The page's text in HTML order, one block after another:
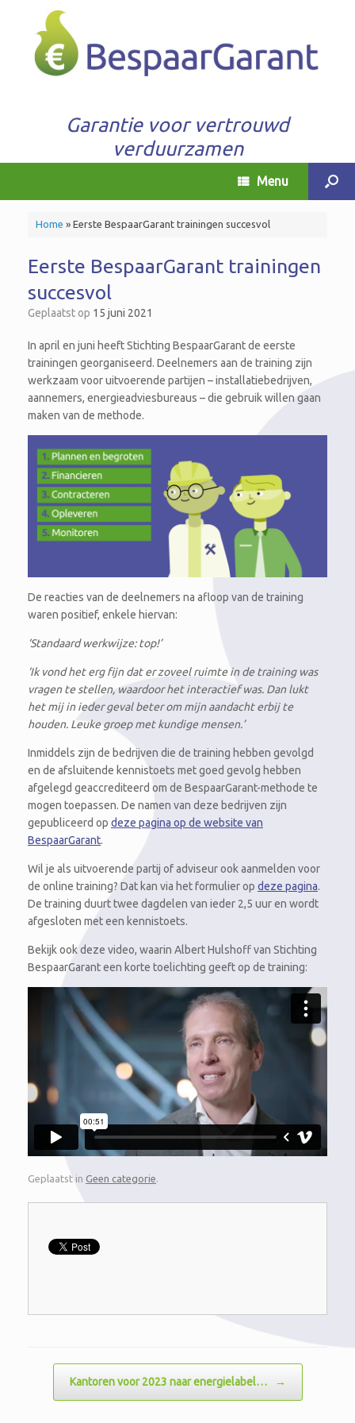
Garantie voor vertrouwd
verduurzamen
Menu
Home » Eerste BespaarGarant trainingen succesvol
Eerste BespaarGarant trainingen
succesvol
Geplaatst op 15 juni 2021
In april en juni heeft Stichting BespaarGarant de eerste
trainingen georganiseerd. Deelnemers aan de training zijn
werkzaam voor uitvoerende partijen – installatiebedrijven,
aannemers, energieadviesbureaus – die gebruik willen gaan
maken van de methode.
De reacties van de deelnemers na afloop van de training
waren positief, enkele hiervan:
‘Standaard werkwijze: top!’
‘Ik vond het erg fijn dat er zoveel ruimte in de training was
vragen te stellen, waardoor het interactief was. Dan lukt
het mij in ieder geval beter om mijn aandacht erbij te
houden. Leuke groep met kundige mensen.’
Inmiddels zijn de bedrijven die de training hebben gevolgd
en de afsluitende kennistoets met goed gevolg hebben
afgelegd geaccrediteerd om de BespaarGarant-methode te
mogen toepassen. De namen van deze bedrijven zijn
gepubliceerd op deze pagina op de website van
BespaarGarant.
Wil je als uitvoerende partij of adviseur ook aanmelden voor
de online training? Dat kan via het formulier op deze pagina.
De training duurt twee dagdelen van ieder 2,5 uur en wordt
afgesloten met een kennistoets.
Bekijk ook deze video, waarin Albert Hulshoff van Stichting
BespaarGarant een korte toelichting geeft op de training:
Geplaatst in Geen categorie.
Kantoren voor 2023 naar energielabel… →